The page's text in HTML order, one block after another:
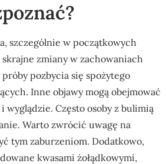
szczególnie w początkowych
zmiany w zachowaniach
pozbycia się spożytego
Inne objawy mogą obejmować
wyglądzie. Często osoby z bulimią
Warto zwrócić uwagę na
tym zaburzeniom. Dodatkowo,
kwasami żołądkowymi,